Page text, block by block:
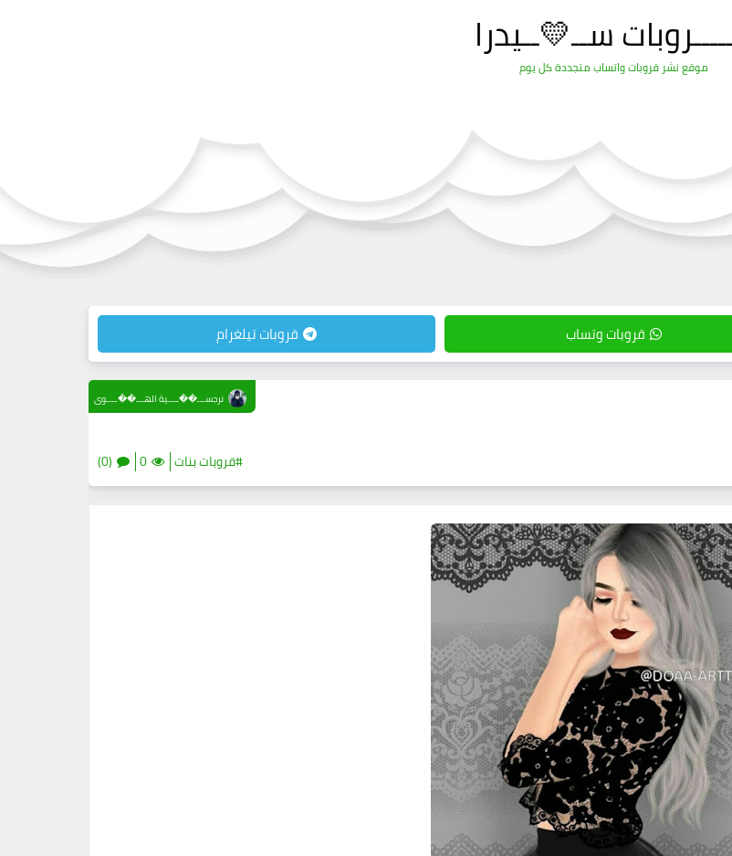
ســ💛ــيدرا
موقع نشر قروبات واتساب متجددة كل يوم
قروبات وتساب قروبات تيلغرام
#قروبات بنات 0
(0)
نرجســـ��ــــية الهـــ��ــــوى